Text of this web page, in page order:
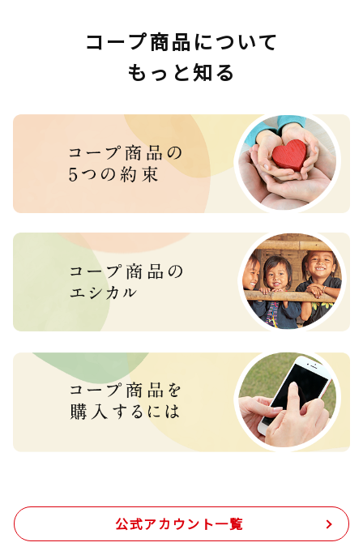
コープ商品について
もっと知る
公式アカウント一覧